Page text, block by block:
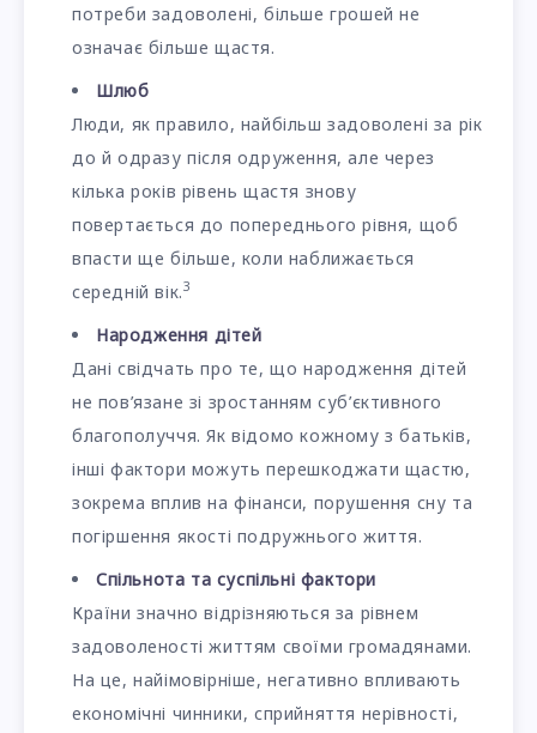
потреби задоволені, більше грошей не
означає більше щастя.
Шлюб
Люди, як правило, найбільш задоволені за рік
до й одразу після одруження, але через
кілька років рівень щастя знову
повертається до попереднього рівня, щоб
впасти ще більше, коли наближається
середній вік.3
Народження дітей
Дані свідчать про те, що народження дітей
не пов’язане зі зростанням суб’єктивного
благополуччя. Як відомо кожному з батьків,
інші фактори можуть перешкоджати щастю,
зокрема вплив на фінанси, порушення сну та
погіршення якості подружнього життя.
Спільнота та суспільні фактори
Країни значно відрізняються за рівнем
задоволеності життям своїми громадянами.
На це, найімовірніше, негативно впливають
економічні чинники, сприйняття нерівності,